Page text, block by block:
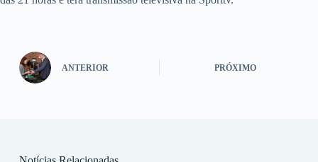
ANTERIOR PRÓXIMO